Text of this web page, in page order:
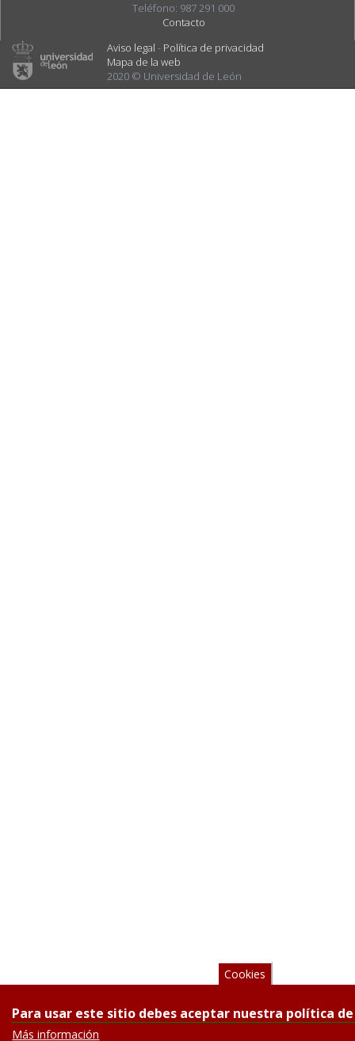
Teléfono: 987 291 000
Contacto
Aviso legal - Política de privacidad
Mapa de la web
2020 © Universidad de León
Cookies
Para usar este sitio debes aceptar nuestra política
Más información